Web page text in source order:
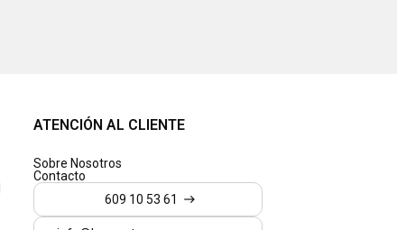
ATENCIÓN AL CLIENTE
Sobre Nosotros
Contacto
609 10 53 61